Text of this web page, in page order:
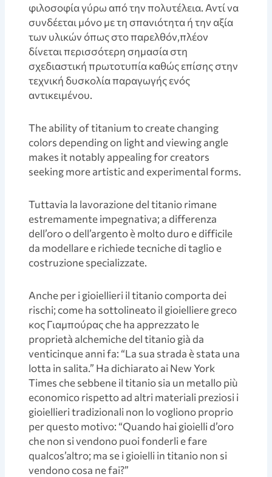
φιλοσοφία γύρω από την πολυτέλεια. Αντί να
συνδέεται μόνο με τη σπανιότητα ή την αξία
των υλικών όπως στο παρελθόν,πλέον
δίνεται περισσότερη σημασία στη
σχεδιαστική πρωτοτυπία καθώς επίσης στην
τεχνική δυσκολία παραγωγής ενός
αντικειμένου.
The ability of titanium to create changing
colors depending on light and viewing angle
makes it notably appealing for creators
seeking more artistic and experimental forms.
Tuttavia la lavorazione del titanio rimane
estremamente impegnativa; a differenza
dell’oro o dell’argento è molto duro e difficile
da modellare e richiede tecniche di taglio e
costruzione specializzate.
Anche per i gioiellieri il titanio comporta dei
rischi; come ha sottolineato il gioielliere greco
κος Γιαμπούρας che ha apprezzato le
proprietà alchemiche del titanio già da
venticinque anni fa: “La sua strada è stata una
lotta in salita.” Ha dichiarato ai New York
Times che sebbene il titanio sia un metallo più
economico rispetto ad altri materiali preziosi i
gioiellieri tradizionali non lo vogliono proprio
per questo motivo: “Quando hai gioielli d’oro
che non si vendono puoi fonderli e fare
qualcos’altro; ma se i gioielli in titanio non si
vendono cosa ne fai?”